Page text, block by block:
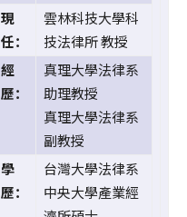
現
任：
雲林科技大學科
技法律所 教授
經
歷：
真理大學法律系
助理教授
真理大學法律系
副教授
學
歷：
台灣大學法律系
中央大學產業經